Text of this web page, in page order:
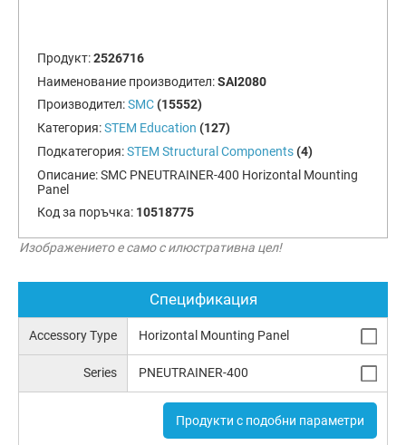
Продукт:2526716
Наименование производител:SAI2080
Производител:SMC (15552)
Категория:STEM Education (127)
Подкатегория:STEM Structural Components (4)
Описание:SMC PNEUTRAINER-400 Horizontal Mounting
Panel
Код за поръчка: 10518775
Изображението е само с илюстративна цел!
Спецификация
Accessory Type Horizontal Mounting Panel
Series PNEUTRAINER-400
Продукти с подобни параметри